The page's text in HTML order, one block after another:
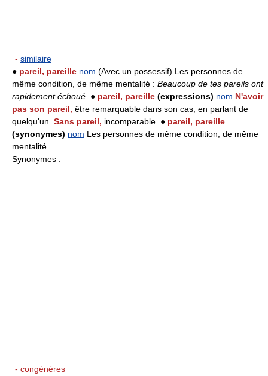
- similaire
● pareil, pareille nom (Avec un possessif) Les personnes de
même condition, de même mentalité : Beaucoup de tes pareils ont
rapidement échoué. ● pareil, pareille (expressions) nom N'avoir
pas son pareil, être remarquable dans son cas, en parlant de
quelqu'un. Sans pareil, incomparable. ● pareil, pareille
(synonymes) nom Les personnes de même condition, de même
mentalité
Synonymes :
- congénères